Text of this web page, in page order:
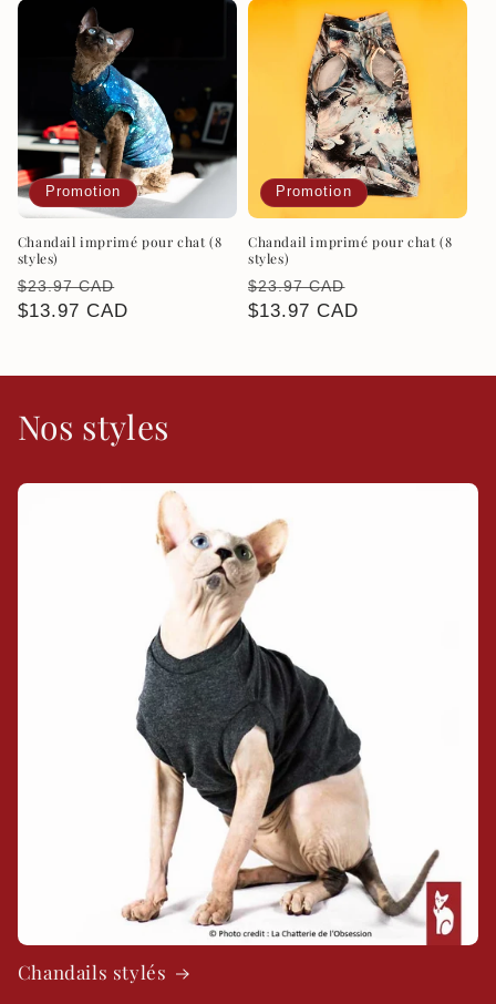
Promotion
Chandail imprimé pour chat (8
styles)
Prix
habituel
$23.97 CAD
promotionnel
$13.97 CAD
Promotion
Chandail imprimé pour chat (8
styles)
Prix
habituel
$23.97 CAD
promotionnel
$13.97 CAD
Nos styles
Chandails stylés